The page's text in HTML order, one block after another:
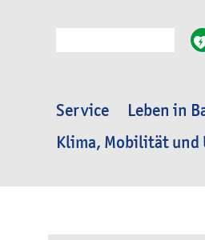
Service Leben in
Klima, Mobilität und